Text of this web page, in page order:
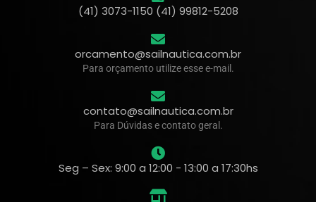
(41) 3073-1150 (41) 99812-5208
orcamento@sailnautica.com.br
Para orçamento utilize esse e-mail.
contato@sailnautica.com.br
Para Dúvidas e contato geral.
Seg – Sex: 9:00 a 12:00 - 13:00 a 17:30hs